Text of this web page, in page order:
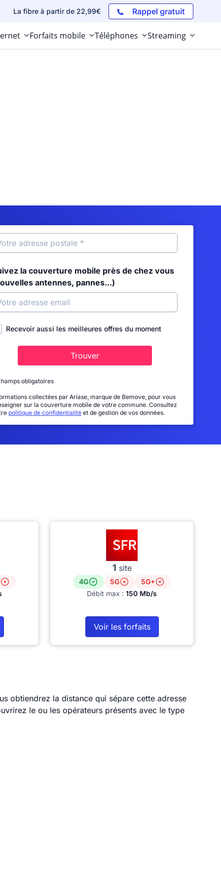
La fibre à partir de 22,99€ Rappel gratuit
Forfaits mobile Téléphones Streaming
la couverture mobile près de chez vous
antennes, pannes...)
Recevoir aussi les meilleures offres du moment
Trouver
obligatoires
collectées par Ariase, marque de Bemove, pour vous
sur la couverture mobile de votre commune. Consultez
politique de confidentialité et de gestion de vos données.
1 site
4G 5G
5G+
Débit max : 150 Mb/s
Voir les forfaits
obtiendrez la distance qui sépare cette adresse
le ou les opérateurs présents avec le type